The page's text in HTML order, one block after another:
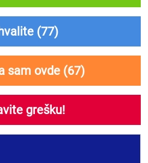
(77)
sam ovde (67)
grešku!